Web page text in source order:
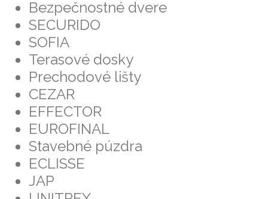
Bezpečnostné dvere
SECURIDO
SOFIA
Terasové dosky
Prechodové lišty
CEZAR
EFFECTOR
EUROFINAL
Stavebné púzdra
ECLISSE
JAP